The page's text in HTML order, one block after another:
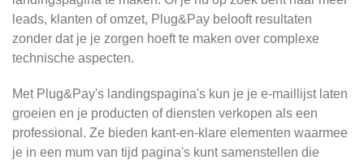
leads, klanten of omzet, Plug&Pay belooft resultaten
zonder dat je je zorgen hoeft te maken over complexe
technische aspecten.
Met Plug&Pay's landingspagina's kun je je e-maillijst laten
groeien en je producten of diensten verkopen als een
professional. Ze bieden kant-en-klare elementen waarmee
je in een mum van tijd pagina's kunt samenstellen die